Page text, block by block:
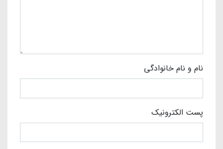
نام و نام خانوادگی
پست الکترونیک